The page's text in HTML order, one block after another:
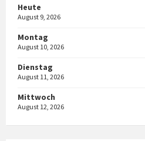
Heute
August 9, 2026
Montag
August 10, 2026
Dienstag
August 11, 2026
Mittwoch
August 12, 2026